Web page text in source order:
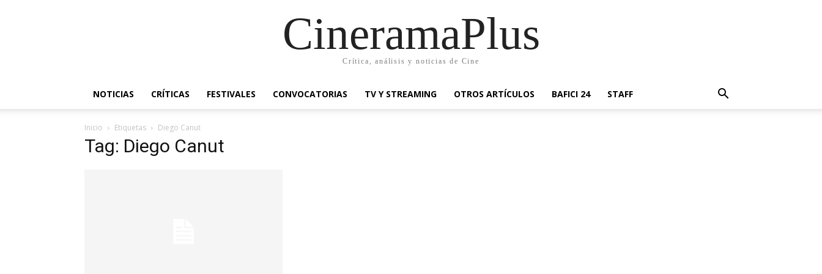
CineramaPlus
Crítica, análisis y noticias de Cine
NOTICIAS CRÍTICAS FESTIVALES CONVOCATORIAS TV Y STREAMING OTROS ARTÍCULOS BAFICI 24 STAFF
Inicio Etiquetas Diego Canut
Tag: Diego Canut